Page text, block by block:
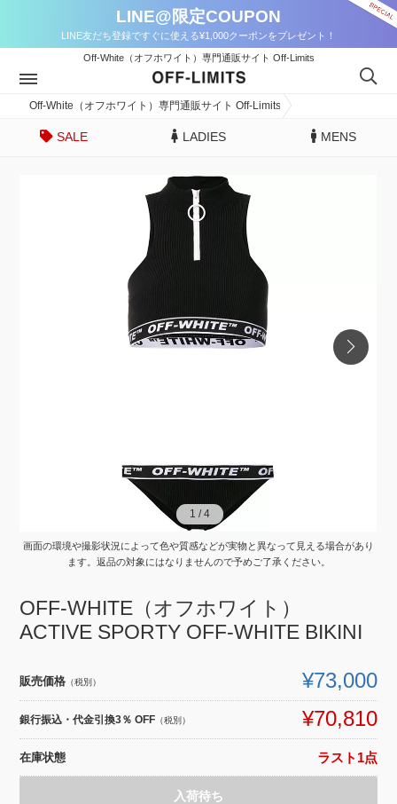
LINE@限定COUPON
LINE友だち登録ですぐに使える¥1,000クーポンをプレゼント！
Off-White（オフホワイト）専門通販サイト Off-Limits
Off-White（オフホワイト）専門通販サイト Off-Limits
SALE LADIES MENS
1 /4
1 /4
画面の環境や撮影状況によって色や質感などが実物と異なって見える場合があり
ます。返品の対象にはなりませんので予めご了承ください。
OFF-WHITE（オフホワイト）
ACTIVE SPORTY OFF-WHITE BIKINI
販売価格 （税別） ¥73,000
銀行振込・代金引換3％ OFF （税別） ¥70,810
在庫状態 ラスト1点
入荷待ち